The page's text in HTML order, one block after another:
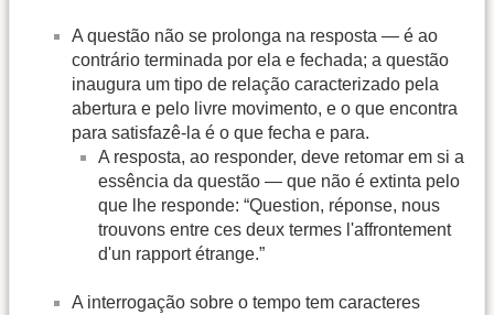
A questão não se prolonga na resposta — é ao
contrário terminada por ela e fechada; a questão
inaugura um tipo de relação caracterizado pela
abertura e pelo livre movimento, e o que encontra
para satisfazê-la é o que fecha e para.
A resposta, ao responder, deve retomar em si a
essência da questão — que não é extinta pelo
que lhe responde: “Question, réponse, nous
trouvons entre ces deux termes l'affrontement
d'un rapport étrange.”
A interrogação sobre o tempo tem caracteres